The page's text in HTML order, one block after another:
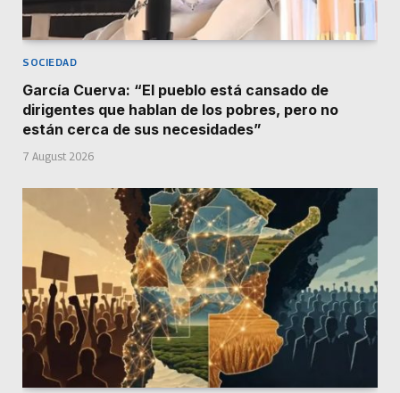
SOCIEDAD
García Cuerva: “El pueblo está cansado de
dirigentes que hablan de los pobres, pero no
están cerca de sus necesidades”
7 August 2026